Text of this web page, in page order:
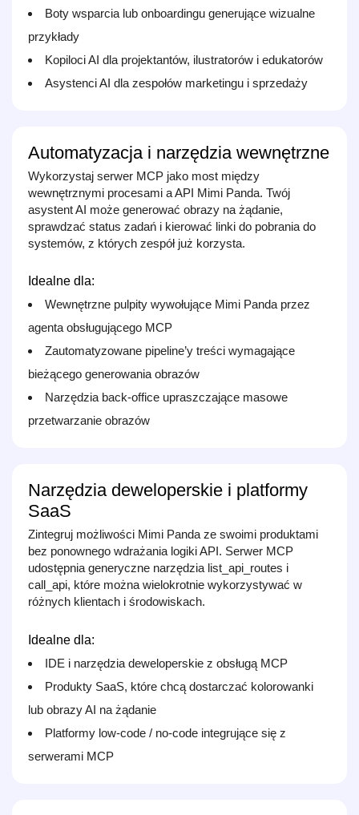
Boty wsparcia lub onboardingu generujące wizualne
przykłady
Kopiloci AI dla projektantów, ilustratorów i edukatorów
Asystenci AI dla zespołów marketingu i sprzedaży
Automatyzacja i narzędzia wewnętrzne
Wykorzystaj serwer MCP jako most między
wewnętrznymi procesami a API Mimi Panda. Twój
asystent AI może generować obrazy na żądanie,
sprawdzać status zadań i kierować linki do pobrania do
systemów, z których zespół już korzysta.
Idealne dla:
Wewnętrzne pulpity wywołujące Mimi Panda przez
agenta obsługującego MCP
Zautomatyzowane pipeline’y treści wymagające
bieżącego generowania obrazów
Narzędzia back‑office upraszczające masowe
przetwarzanie obrazów
Narzędzia deweloperskie i platformy
SaaS
Zintegruj możliwości Mimi Panda ze swoimi produktami
bez ponownego wdrażania logiki API. Serwer MCP
udostępnia generyczne narzędzia list_api_routes i
call_api, które można wielokrotnie wykorzystywać w
różnych klientach i środowiskach.
Idealne dla:
IDE i narzędzia deweloperskie z obsługą MCP
Produkty SaaS, które chcą dostarczać kolorowanki
lub obrazy AI na żądanie
Platformy low‑code / no‑code integrujące się z
serwerami MCP